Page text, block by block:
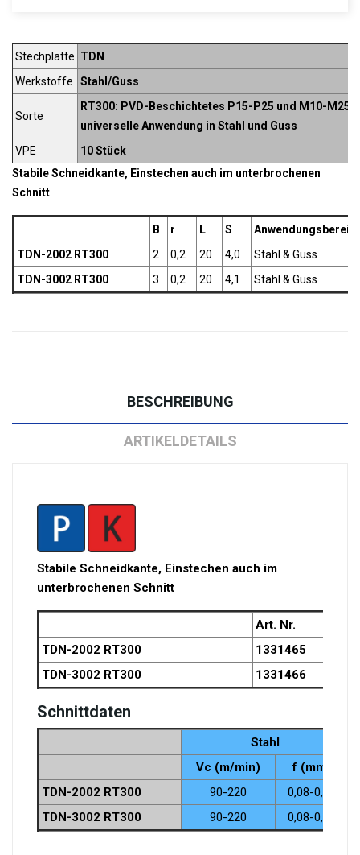
Stechplatte TDN
Werkstoffe
Stahl/Guss
Sorte
RT300: PVD-Beschichtetes P15-P25 und M10-M25
universelle Anwendung in Stahl und Guss
VPE
10 Stück
Stabile Schneidkante, Einstechen auch im unterbrochenen
Schnitt
B r L S
TDN-2002 RT300
2 0,2 20 4,0
Stahl & Guss
TDN-3002 RT300
3 0,2 20 4,1 Stahl & Guss
BESCHREIBUNG
ARTIKELDETAILS
Stabile Schneidkante, Einstechen auch im
unterbrochenen Schnitt
Art. Nr.
TDN-2002 RT300
1331465
TDN-3002 RT300
1331466
Schnittdaten
Stahl
Vc (m/min)
f (mm)
TDN-2002 RT300
90-220
0,08-0,14
TDN-3002 RT300
90-220 0,08-0,14